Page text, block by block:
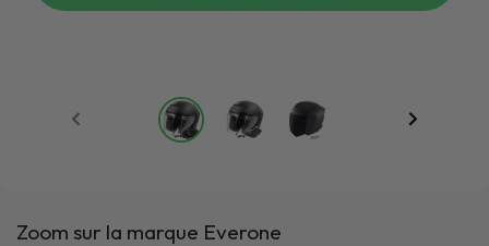
Zoom sur la marque Everone